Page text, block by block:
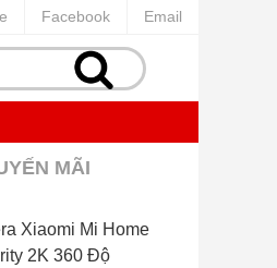
Facebook Email
MÃI
Xiaomi Mi Home
2K 360 Độ